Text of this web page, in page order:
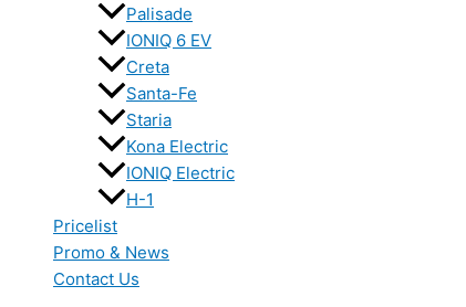
Palisade
IONIQ 6 EV
Creta
Santa-Fe
Staria
Kona Electric
IONIQ Electric
H-1
Pricelist
Promo & News
Contact Us